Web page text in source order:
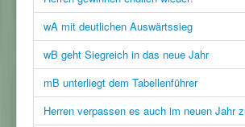
wA mit deutlichen Auswärtssieg
wB geht Siegreich in das neue Jahr
mB unterliegt dem Tabellenführer
Herren verpassen es auch im neuen Jahr